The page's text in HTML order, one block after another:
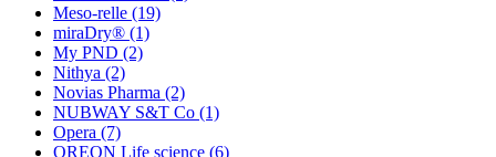
Meso-relle (19)
miraDry® (1)
My PND (2)
Nithya (2)
Novias Pharma (2)
NUBWAY S&T Co (1)
Opera (7)
OREON Life science (6)